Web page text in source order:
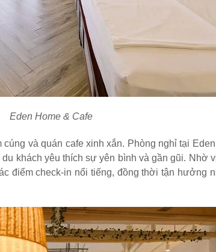
Eden Home & Cafe
và quán cafe xinh xắn. Phòng nghỉ tại
khách yêu thích sự yên bình và gần gũi. Nhờ
điểm check-in nổi tiếng, đồng thời tận hưởng